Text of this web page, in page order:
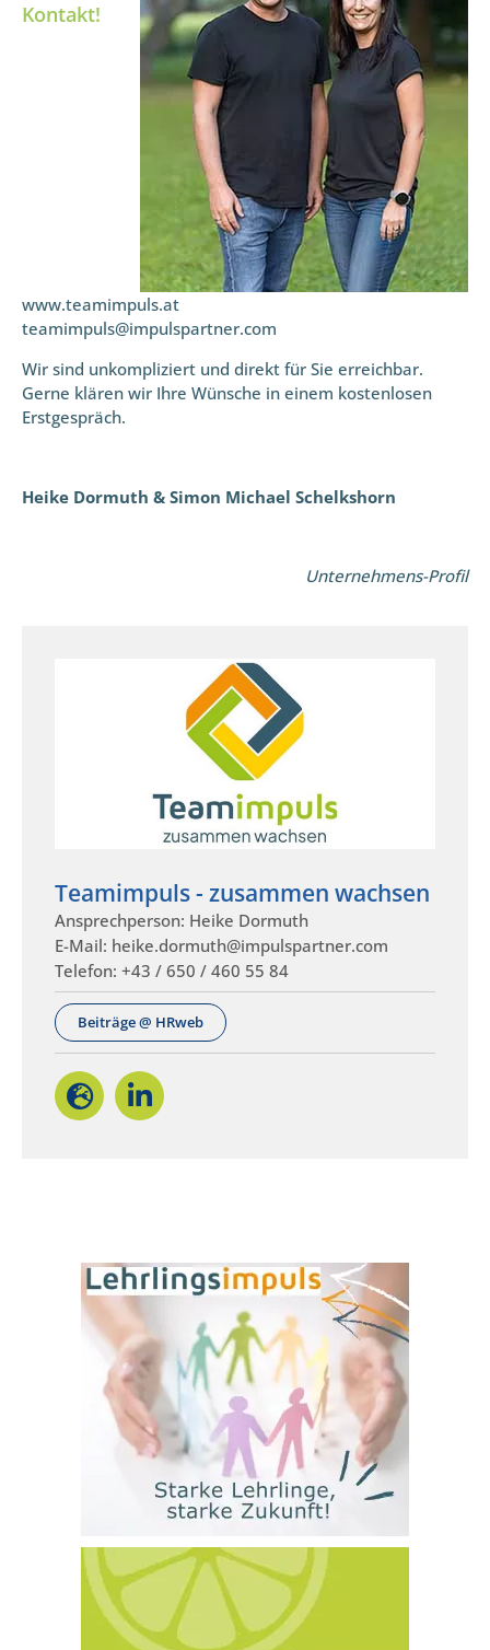
Kontakt!
www.teamimpuls.at
teamimpuls@impulspartner.com
Wir sind unkompliziert und direkt für Sie erreichbar.
Gerne klären wir Ihre Wünsche in einem kostenlosen
Erstgespräch.
Heike Dormuth & Simon Michael Schelkshorn
Unternehmens-Profil
Teamimpuls - zusammen wachsen
Ansprechperson: Heike Dormuth
E-Mail: heike.dormuth@impulspartner.com
Telefon: +43 / 650 / 460 55 84
Beiträge @ HRweb